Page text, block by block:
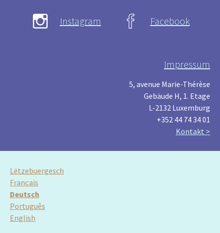
Instagram Facebook
Impressum
5, avenue Marie-Thérèse
Gebäude H, 1. Etage
L-2132 Luxemburg
+352 44 74 34 01
Kontakt >
Lëtzebuergesch
Français
Deutsch
Português
English